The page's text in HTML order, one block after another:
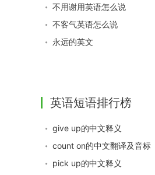
不用谢用英语怎么说
不客气英语怎么说
永远的英文
英语短语排行榜
give up的中文释义
count on的中文翻译及音标
pick up的中文释义